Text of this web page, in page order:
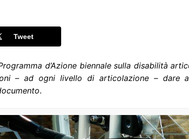
Tweet
d’Azione biennale sulla disabilità
– ad ogni livello di articolazione – dare
.